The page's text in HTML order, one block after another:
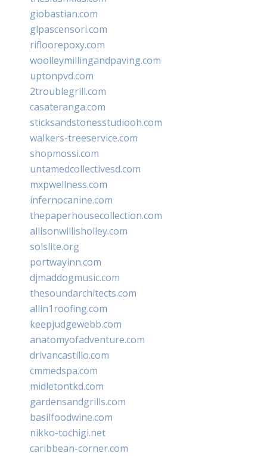
giobastian.com
glpascensori.com
rifloorepoxy.com
woolleymillingandpaving.com
uptonpvd.com
2troublegrill.com
casateranga.com
sticksandstonesstudiooh.com
walkers-treeservice.com
shopmossi.com
untamedcollectivesd.com
mxpwellness.com
infernocanine.com
thepaperhousecollection.com
allisonwillisholley.com
solslite.org
portwayinn.com
djmaddogmusic.com
thesoundarchitects.com
allin1roofing.com
keepjudgewebb.com
anatomyofadventure.com
drivancastillo.com
cmmedspa.com
midletontkd.com
gardensandgrills.com
basilfoodwine.com
nikko-tochigi.net
caribbean-corner.com